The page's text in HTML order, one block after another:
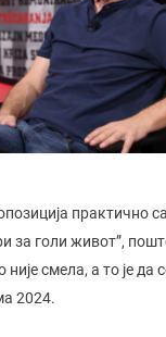
практично
за голи живот”,
смела, а то је да
2024.